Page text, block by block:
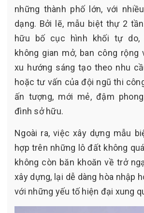
những thành phố lớn, với
dạng. Bởi lẽ, mẫu biệt thự 2
hữu bố cục hình khối tự do,
không gian mở, ban công rộng
xu hướng sáng tạo theo nhu
hoặc tư vấn của đội ngũ thi
ấn tượng, mới mẻ, đậm
đình sở hữu.
Ngoài ra, việc xây dựng mẫu
hợp trên những lô đất không
không còn băn khoăn về trở
xây dựng, lại dễ dàng hòa nhập
với những yếu tố hiện đại xung